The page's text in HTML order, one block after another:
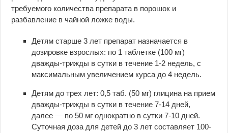
требуемого количества препарата в порошок и
разбавление в чайной ложке воды.
Детям старше 3 лет препарат назначается в
дозировке взрослых: по 1 таблетке (100 мг)
дважды-трижды в сутки в течение 1-2 недель, с
максимальным увеличением курса до 4 недель.
Детям до трех лет: 0,5 таб. (50 мг) глицина на прием
дважды-трижды в сутки в течение 7-14 дней,
далее — по 50 мг однократно в сутки 7-10 дней.
Суточная доза для детей до 3 лет составляет 100-